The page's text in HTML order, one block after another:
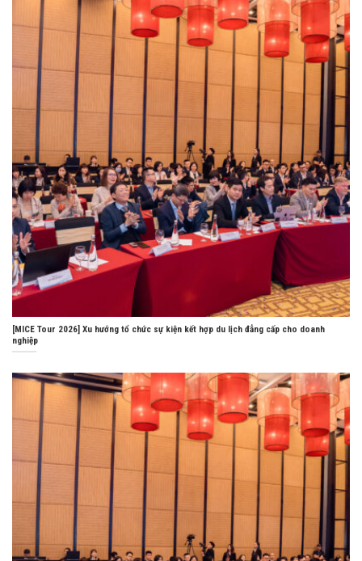
[MICE Tour 2026] Xu hướng tổ chức sự kiện kết hợp du lịch đẳng cấp cho doanh
nghiệp